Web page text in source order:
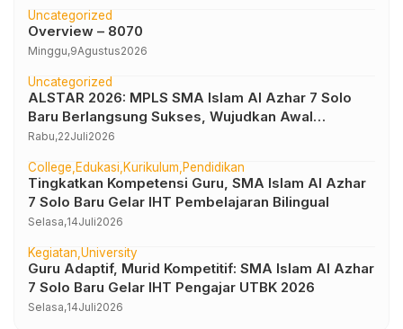
Uncategorized
Overview – 8070
Minggu,9Agustus2026
Uncategorized
ALSTAR 2026: MPLS SMA Islam Al Azhar 7 Solo
Baru Berlangsung Sukses, Wujudkan Awal
Perjalanan Peserta Didik yang Berkarakter
Rabu,22Juli2026
College Edukasi Kurikulum Pendidikan
Tingkatkan Kompetensi Guru, SMA Islam Al Azhar
7 Solo Baru Gelar IHT Pembelajaran Bilingual
Selasa,14Juli2026
Kegiatan University
Guru Adaptif, Murid Kompetitif: SMA Islam Al Azhar
7 Solo Baru Gelar IHT Pengajar UTBK 2026
Selasa,14Juli2026